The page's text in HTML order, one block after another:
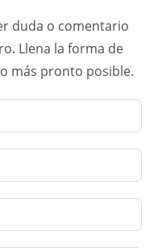
duda o comentario
Llena la forma de
más pronto posible.